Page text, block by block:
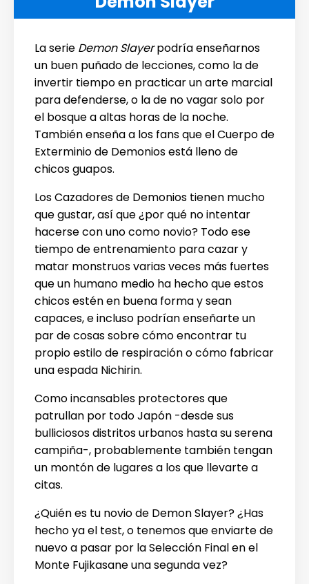
La serie Demon Slayerpodría enseñarnos
un buen puñado de lecciones, como la de
invertir tiempo en practicar un arte marcial
para defenderse, o la de no vagar solo por
el bosque a altas horas de la noche.
También enseña a los fans que el Cuerpo de
Exterminio de Demonios está lleno de
chicos guapos.
Los Cazadores de Demonios tienen mucho
que gustar, así que ¿por qué no intentar
hacerse con uno como novio? Todo ese
tiempo de entrenamiento para cazar y
matar monstruos varias veces más fuertes
que un humano medio ha hecho que estos
chicos estén en buena forma y sean
capaces, e incluso podrían enseñarte un
par de cosas sobre cómo encontrar tu
propio estilo de respiración o cómo fabricar
una espada Nichirin.
Como incansables protectores que
patrullan por todo Japón -desde sus
bulliciosos distritos urbanos hasta su serena
campiña-, probablemente también tengan
un montón de lugares a los que llevarte a
citas.
¿Quién es tu novio de Demon Slayer? ¿Has
hecho ya el test, o tenemos que enviarte de
nuevo a pasar por la Selección Final en el
Monte Fujikasane una segunda vez?